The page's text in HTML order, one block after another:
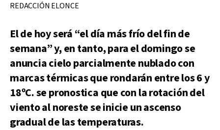
REDACCIÓN ELONCE
El de hoy será “el día más frío del fin de
semana” y, en tanto, para el domingo se
anuncia cielo parcialmente nublado con
marcas térmicas que rondarán entre los 6 y
18ºC. se pronostica que con la rotación del
viento al noreste se inicie un ascenso
gradual de las temperaturas.